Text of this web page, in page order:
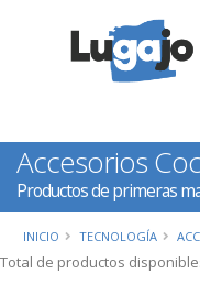
Accesorios
Productos de primeras
INICIO TECNOLOGÍA
Total de productos